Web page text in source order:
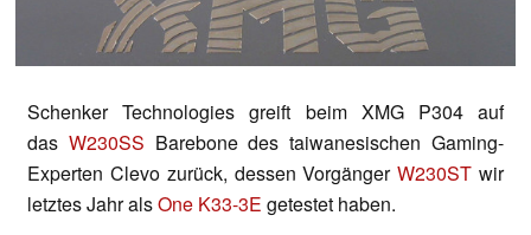
Schenker Technologies greift beim XMG P304 auf
das W230SS Barebone des taiwanesischen Gaming-
Experten Clevo zurück, dessen VorgängerW230ST wir
letztes Jahr alsOne K33-3E getestet haben.